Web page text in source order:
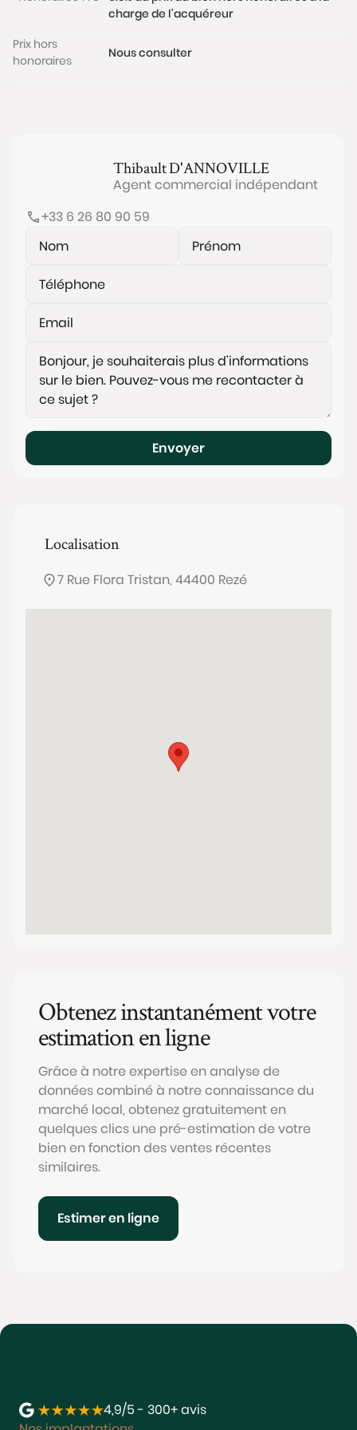
charge de l'acquéreur
Prix hors
honoraires
Nous consulter
ThibaultD'ANNOVILLE
Agent commercial indépendant
+33 6 26 80 90 59
Envoyer
Localisation
7 Rue Flora Tristan, 44400 Rezé
Obtenez instantanément votre
estimation en ligne
Grâce à notre expertise en analyse de
données combiné à notre connaissance du
marché local, obtenez gratuitement en
quelques clics une pré-estimation de votre
bien en fonction des ventes récentes
similaires.
Estimer en ligne
4,9/5 - 300+ avis